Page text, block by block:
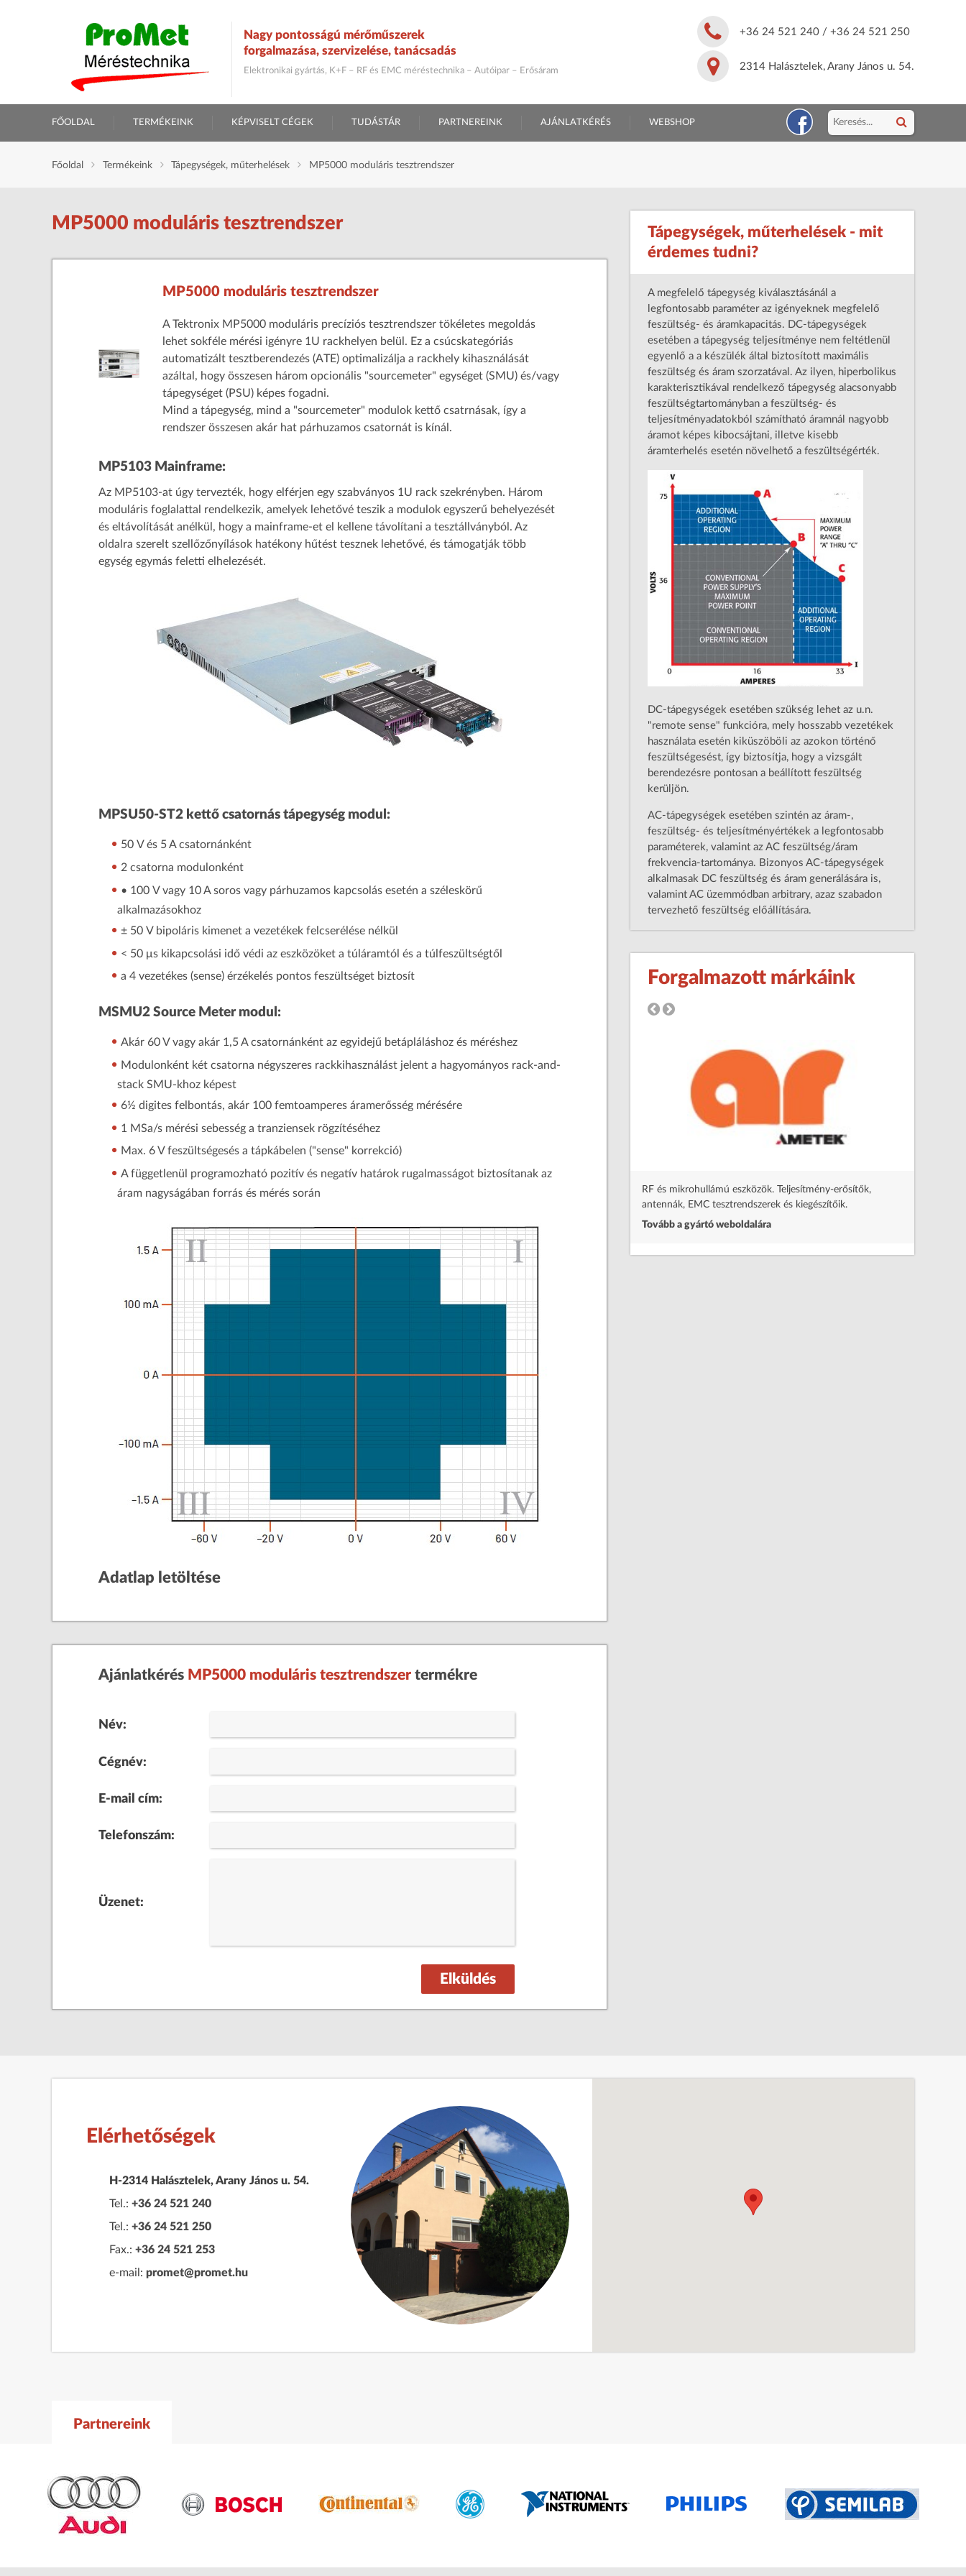
Nagy pontosságú mérőműszerek
forgalmazása, szervizelése, tanácsadás
Elektronikai gyártás, K+F – RF és EMC méréstechnika – Autóipar – Erősáram
+36 24 521 240 / +36 24 521 250
2314 Halásztelek, Arany János u. 54.
FŐOLDAL TERMÉKEINK KÉPVISELT CÉGEK TUDÁSTÁR PARTNEREINK AJÁNLATKÉRÉS WEBSHOP
Főoldal Termékeink Tápegységek, műterhelések MP5000 moduláris tesztrendszer
MP5000 moduláris tesztrendszer
MP5000 moduláris tesztrendszer
A Tektronix MP5000 moduláris precíziós tesztrendszer tökéletes megoldás
lehet sokféle mérési igényre 1U rackhelyen belül. Ez a csúcskategóriás
automatizált tesztberendezés (ATE) optimalizálja a rackhely kihasználását
azáltal, hogy összesen három opcionális "sourcemeter" egységet (SMU) és/vagy
tápegységet (PSU) képes fogadni.
Mind a tápegység, mind a "sourcemeter" modulok kettő csatrnásak, így a
rendszer összesen akár hat párhuzamos csatornát is kínál.
MP5103 Mainframe:
Az MP5103-at úgy tervezték, hogy elférjen egy szabványos 1U rack szekrényben. Három
moduláris foglalattal rendelkezik, amelyek lehetővé teszik a modulok egyszerű behelyezését
és eltávolítását anélkül, hogy a mainframe-et el kellene távolítani a tesztállványból. Az
oldalra szerelt szellőzőnyílások hatékony hűtést tesznek lehetővé, és támogatják több
egység egymás feletti elhelezését.
MPSU50-ST2 kettő csatornás tápegység modul:
50 V és 5 A csatornánként
2 csatorna modulonként
• 100 V vagy 10 A soros vagy párhuzamos kapcsolás esetén a széleskörű
alkalmazásokhoz
± 50 V bipoláris kimenet a vezetékek felcserélése nélkül
< 50 μs kikapcsolási idő védi az eszközöket a túláramtól és a túlfeszültségtől
a 4 vezetékes (sense) érzékelés pontos feszültséget biztosít
MSMU2 Source Meter modul:
Akár 60 V vagy akár 1,5 A csatornánként az egyidejű betápláláshoz és méréshez
Modulonként két csatorna négyszeres rackkihasználást jelent a hagyományos rack-and-
stack SMU-khoz képest
6½ digites felbontás, akár 100 femtoamperes áramerősség mérésére
1 MSa/s mérési sebesség a tranziensek rögzítéséhez
Max. 6 V feszültségesés a tápkábelen ("sense" korrekció)
A függetlenül programozható pozitív és negatív határok rugalmasságot biztosítanak az
áram nagyságában forrás és mérés során
Adatlap letöltése
Ajánlatkérés MP5000 moduláris tesztrendszer termékre
Név:
Cégnév:
E-mail cím:
Telefonszám:
Üzenet:
Elküldés
Tápegységek, műterhelések - mit
érdemes tudni?
A megfelelő tápegység kiválasztásánál a
legfontosabb paraméter az igényeknek megfelelő
feszültség- és áramkapacitás. DC-tápegységek
esetében a tápegység teljesítménye nem feltétlenül
egyenlő a a készülék által biztosított maximális
feszültség és áram szorzatával. Az ilyen, hiperbolikus
karakterisztikával rendelkező tápegység alacsonyabb
feszültségtartományban a feszültség- és
teljesítményadatokból számítható áramnál nagyobb
áramot képes kibocsájtani, illetve kisebb
áramterhelés esetén növelhető a feszültségérték.
DC-tápegységek esetében szükség lehet az u.n.
"remote sense" funkcióra, mely hosszabb vezetékek
használata esetén kiküszöböli az azokon történő
feszültségesést, így biztosítja, hogy a vizsgált
berendezésre pontosan a beállított feszültség
kerüljön.
AC-tápegységek esetében szintén az áram-,
feszültség- és teljesítményértékek a legfontosabb
paraméterek, valamint az AC feszültség/áram
frekvencia-tartománya. Bizonyos AC-tápegységek
alkalmasak DC feszültség és áram generálására is,
valamint AC üzemmódban arbitrary, azaz szabadon
tervezhető feszültség előállítására.
Forgalmazott márkáink
Hordozható és fixen telepíthető térerősségmérők (DC-
40GHz) mágneses és elektromos terek méréséhez, személyi
dózismérők elektromágneses sugárzáshoz
Tovább a gyártó weboldalára
RF és mikrohullámú eszközök. Teljesítmény-erősítők,
antennák, EMC tesztrendszerek és kiegészítőik.
Tovább a gyártó weboldalára
Elérhetőségek
H-2314 Halásztelek, Arany János u. 54.
Tel.: +36 24 521 240
Tel.: +36 24 521 250
Fax.: +36 24 521 253
e-mail: promet@promet.hu
Partnereink